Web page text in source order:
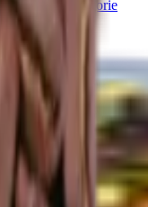
Další kategorie
másla s čokoládou
Další kategorie
Další kategorie